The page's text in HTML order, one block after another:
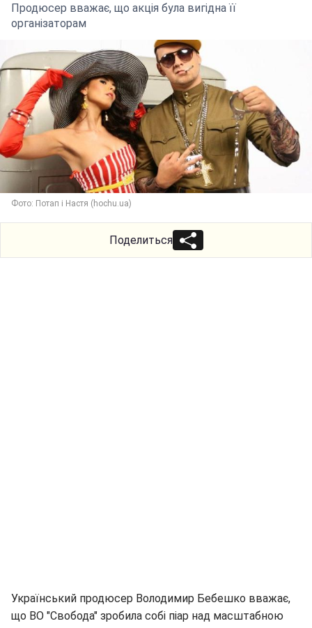
Продюсер вважає, що акція була вигідна її
організаторам
Фото: Потап і Настя (hochu.ua)
Поделиться
Український продюсер Володимир Бебешко вважає,
що ВО "Свобода" зробила собі піар над масштабною